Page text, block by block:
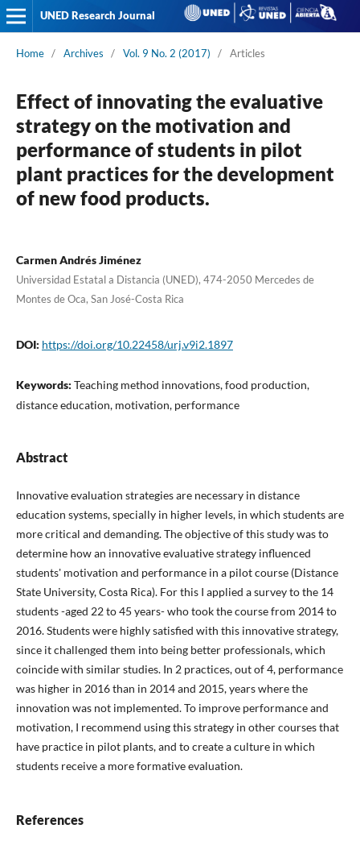
UNED Research Journal
Home / Archives / Vol. 9 No. 2 (2017) / Articles
Effect of innovating the evaluative
strategy on the motivation and
performance of students in pilot
plant practices for the development
of new food products.
Carmen Andrés Jiménez
Universidad Estatal a Distancia (UNED), 474-2050 Mercedes de
Montes de Oca, San José-Costa Rica
DOI: https://doi.org/10.22458/urj.v9i2.1897
Keywords: Teaching method innovations, food production,
distance education, motivation, performance
Abstract
Innovative evaluation strategies are necessary in distance
education systems, specially in higher levels, in which students are
more critical and demanding. The objective of this study was to
determine how an innovative evaluative strategy influenced
students' motivation and performance in a pilot course (Distance
State University, Costa Rica). For this I applied a survey to the 14
students -aged 22 to 45 years- who took the course from 2014 to
2016. Students were highly satisfied with this innovative strategy,
since it challenged them into being better professionals, which
coincide with similar studies. In 2 practices, out of 4, performance
was higher in 2016 than in 2014 and 2015, years where the
innovation was not implemented. To improve performance and
motivation, I recommend using this strategy in other courses that
have practice in pilot plants, and to create a culture in which
students receive a more formative evaluation.
References